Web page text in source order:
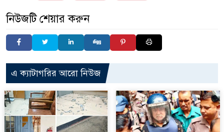
নিউজটি শেয়ার করুন
এ ক্যাটাগরির আরো নিউজ